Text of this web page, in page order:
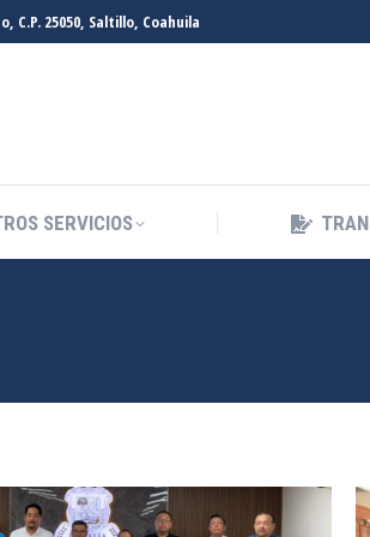
C.P. 25050, Saltillo, Coahuila
SERVICIOS